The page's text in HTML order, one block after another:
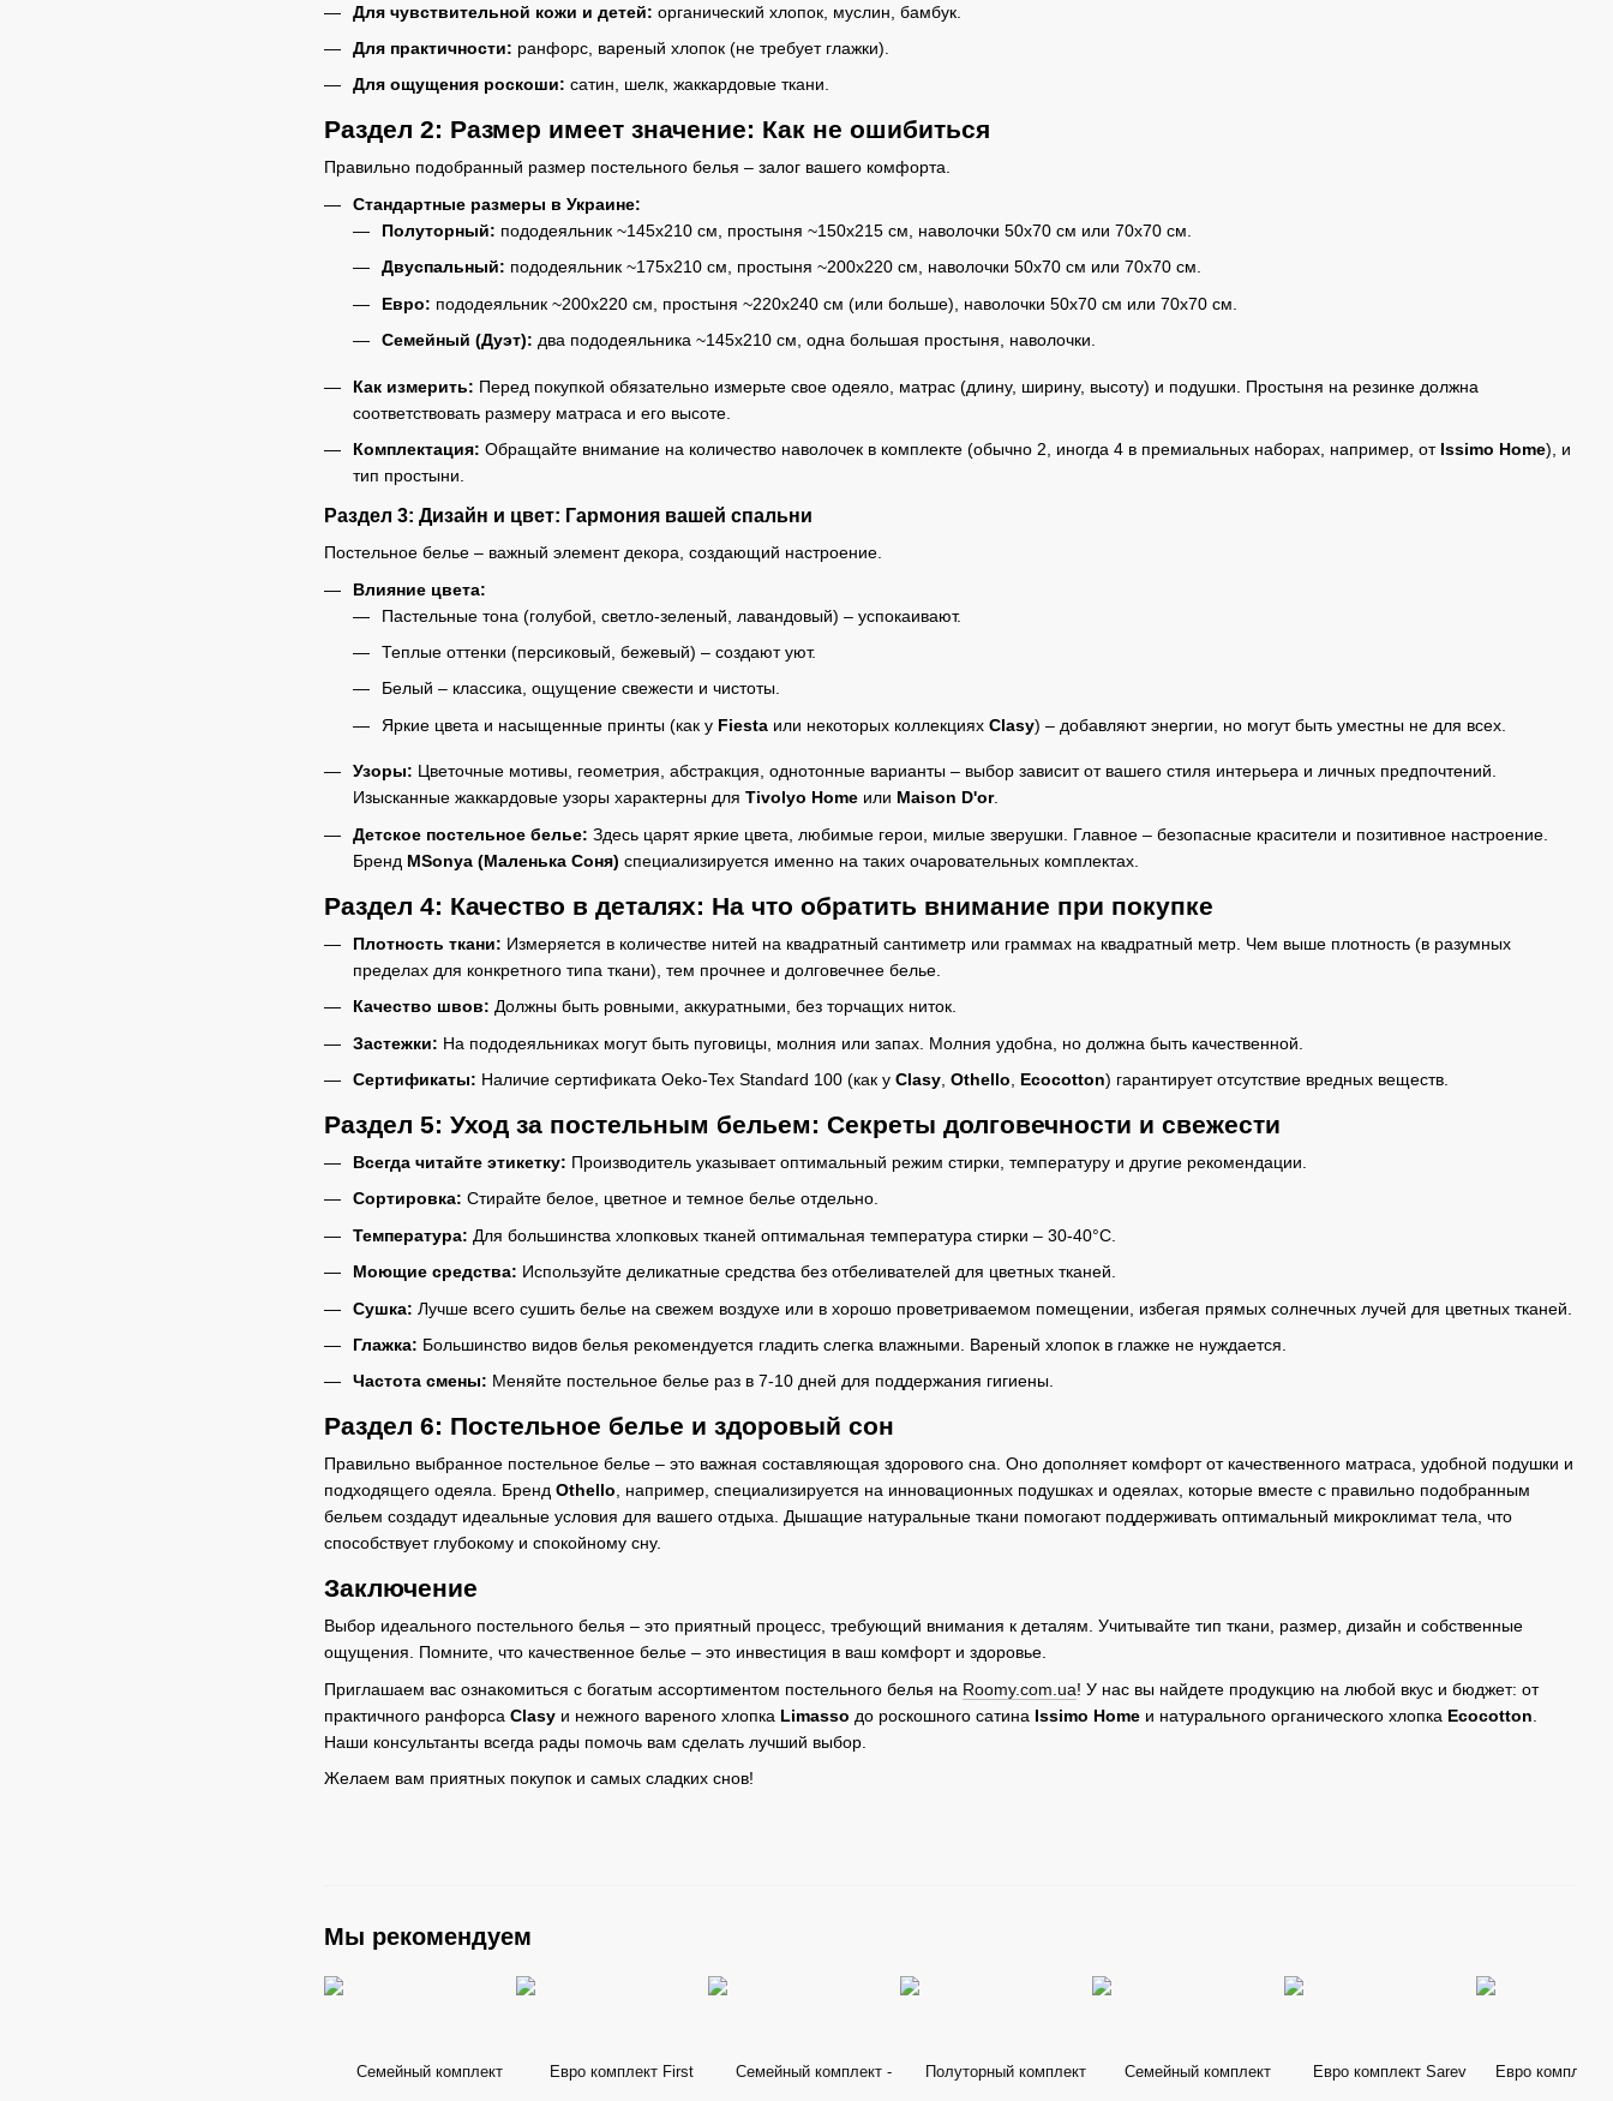
Для чувствительной кожи и детей: органический хлопок, муслин, бамбук.
Для практичности: ранфорс, вареный хлопок (не требует глажки).
Для ощущения роскоши: сатин, шелк, жаккардовые ткани.
Раздел 2: Размер имеет значение: Как не ошибиться
Правильно подобранный размер постельного белья – залог вашего комфорта.
Стандартные размеры в Украине:
Полуторный: пододеяльник ~145х210 см, простыня ~150х215 см, наволочки 50х70 см или 70х70 см.
Двуспальный: пододеяльник ~175х210 см, простыня ~200х220 см, наволочки 50х70 см или 70х70 см.
Евро: пододеяльник ~200х220 см, простыня ~220х240 см (или больше), наволочки 50х70 см или 70х70 см.
Семейный (Дуэт): два пододеяльника ~145х210 см, одна большая простыня, наволочки.
Как измерить: Перед покупкой обязательно измерьте свое одеяло, матрас (длину, ширину, высоту) и подушки. Простыня на резинке должна
соответствовать размеру матраса и его высоте.
Комплектация: Обращайте внимание на количество наволочек в комплекте (обычно 2, иногда 4 в премиальных наборах, например, от Issimo Home), и
тип простыни.
Раздел 3: Дизайн и цвет: Гармония вашей спальни
Постельное белье – важный элемент декора, создающий настроение.
Влияние цвета:
Пастельные тона (голубой, светло-зеленый, лавандовый) – успокаивают.
Теплые оттенки (персиковый, бежевый) – создают уют.
Белый – классика, ощущение свежести и чистоты.
Яркие цвета и насыщенные принты (как у Fiesta или некоторых коллекциях Clasy) – добавляют энергии, но могут быть уместны не для всех.
Узоры: Цветочные мотивы, геометрия, абстракция, однотонные варианты – выбор зависит от вашего стиля интерьера и личных предпочтений.
Изысканные жаккардовые узоры характерны для Tivolyo Home или Maison D'or.
Детское постельное белье: Здесь царят яркие цвета, любимые герои, милые зверушки. Главное – безопасные красители и позитивное настроение.
Бренд MSonya (Маленька Соня) специализируется именно на таких очаровательных комплектах.
Раздел 4: Качество в деталях: На что обратить внимание при покупке
Плотность ткани: Измеряется в количестве нитей на квадратный сантиметр или граммах на квадратный метр. Чем выше плотность (в разумных
пределах для конкретного типа ткани), тем прочнее и долговечнее белье.
Качество швов: Должны быть ровными, аккуратными, без торчащих ниток.
Застежки: На пододеяльниках могут быть пуговицы, молния или запах. Молния удобна, но должна быть качественной.
Сертификаты: Наличие сертификата Oeko-Tex Standard 100 (как у Clasy Othello Ecocotton) гарантирует отсутствие вредных веществ.
Раздел 5: Уход за постельным бельем: Секреты долговечности и свежести
Всегда читайте этикетку: Производитель указывает оптимальный режим стирки, температуру и другие рекомендации.
Сортировка: Стирайте белое, цветное и темное белье отдельно.
Температура: Для большинства хлопковых тканей оптимальная температура стирки – 30-40°C.
Моющие средства: Используйте деликатные средства без отбеливателей для цветных тканей.
Сушка: Лучше всего сушить белье на свежем воздухе или в хорошо проветриваемом помещении, избегая прямых солнечных лучей для цветных тканей.
Глажка: Большинство видов белья рекомендуется гладить слегка влажными. Вареный хлопок в глажке не нуждается.
Частота смены: Меняйте постельное белье раз в 7-10 дней для поддержания гигиены.
Раздел 6: Постельное белье и здоровый сон
Правильно выбранное постельное белье – это важная составляющая здорового сна. Оно дополняет комфорт от качественного матраса, удобной подушки и
подходящего одеяла. Бренд Othello, например, специализируется на инновационных подушках и одеялах, которые вместе с правильно подобранным
бельем создадут идеальные условия для вашего отдыха. Дышащие натуральные ткани помогают поддерживать оптимальный микроклимат тела, что
способствует глубокому и спокойному сну.
Заключение
Выбор идеального постельного белья – это приятный процесс, требующий внимания к деталям. Учитывайте тип ткани, размер, дизайн и собственные
ощущения. Помните, что качественное белье – это инвестиция в ваш комфорт и здоровье.
Приглашаем вас ознакомиться с богатым ассортиментом постельного белья на Roomy.com.ua! У нас вы найдете продукцию на любой вкус и бюджет: от
практичного ранфорса Clasy и нежного вареного хлопка Limasso до роскошного сатина Issimo Home и натурального органического хлопка Ecocotton
Наши консультанты всегда рады помочь вам сделать лучший выбор.
Желаем вам приятных покупок и самых сладких снов!
Мы рекомендуем